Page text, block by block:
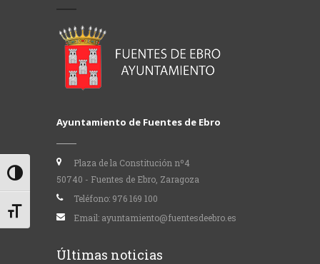
Alternar alto contraste
Alternar tamaño de letra
Ayuntamiento de Fuentes de Ebro
Plaza de la Constitución nº4
50740 - Fuentes de Ebro, Zaragoza
Teléfono: 976 169 100
Email: ayuntamiento@fuentesdeebro.es
Últimas noticias